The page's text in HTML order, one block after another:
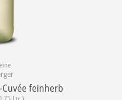
feinherb